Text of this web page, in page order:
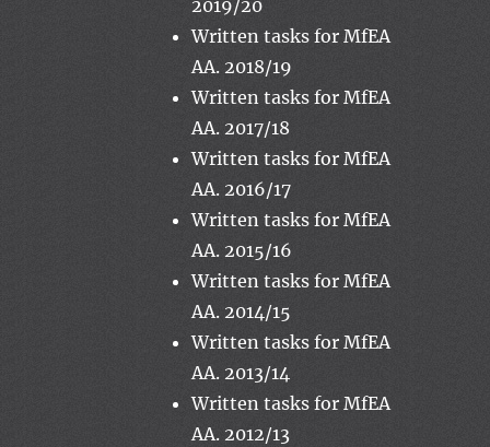
2019/20
Written tasks for MfEA
AA. 2018/19
Written tasks for MfEA
AA. 2017/18
Written tasks for MfEA
AA. 2016/17
Written tasks for MfEA
AA. 2015/16
Written tasks for MfEA
AA. 2014/15
Written tasks for MfEA
AA. 2013/14
Written tasks for MfEA
AA. 2012/13